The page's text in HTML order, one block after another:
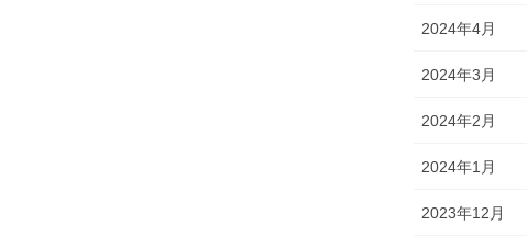
2024年4月
2024年3月
2024年2月
2024年1月
2023年12月